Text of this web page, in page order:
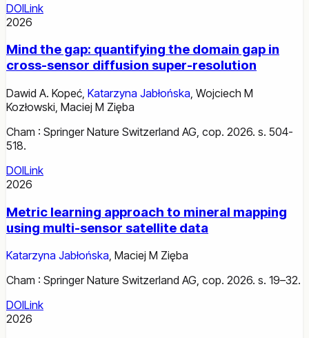
DOILink
2026
Mind the gap: quantifying the domain gap in
cross-sensor diffusion super-resolution
Dawid A. Kopeć Katarzyna Jabłońska Wojciech M
Kozłowski Maciej M Zięba
Cham : Springer Nature Switzerland AG, cop. 2026. s. 504-
518.
DOILink
2026
Metric learning approach to mineral mapping
using multi-sensor satellite data
Katarzyna Jabłońska, Maciej M Zięba
Cham : Springer Nature Switzerland AG, cop. 2026. s. 19–32.
DOILink
2026